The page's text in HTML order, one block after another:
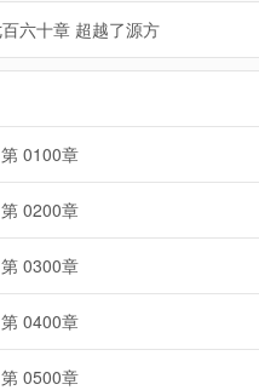
六十章 超越了源方
0100章
0200章
0300章
0400章
0500章